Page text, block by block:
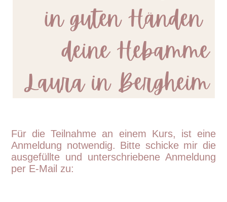
Für die Teilnahme an einem Kurs, ist eine
Anmeldung notwendig. Bitte schicke mir die
ausgefüllte und unterschriebene Anmeldung
per E-Mail zu: